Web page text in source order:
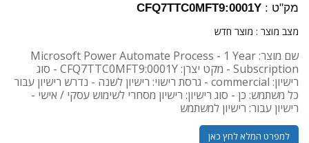
מק"ט : CFQ7TTC0MFT9:0001Y
מצב מוצר : מוצר חדש
שם מוצר: Microsoft Power Automate Process - 1 Year
Subscription - מקט יצרן: CFQ7TTC0MFT9:0001Y - סוג
רישיון: commercial - גרסת רישוי: רישיון לשנה - נדרש רישיון עבור
כל משתמש: כן - סוג רישיון: רישיון מסחרי לשימוש עסקי / אישי -
רישיון עבור: רישיון למשתמש
למפרט המלא לחץ כאן